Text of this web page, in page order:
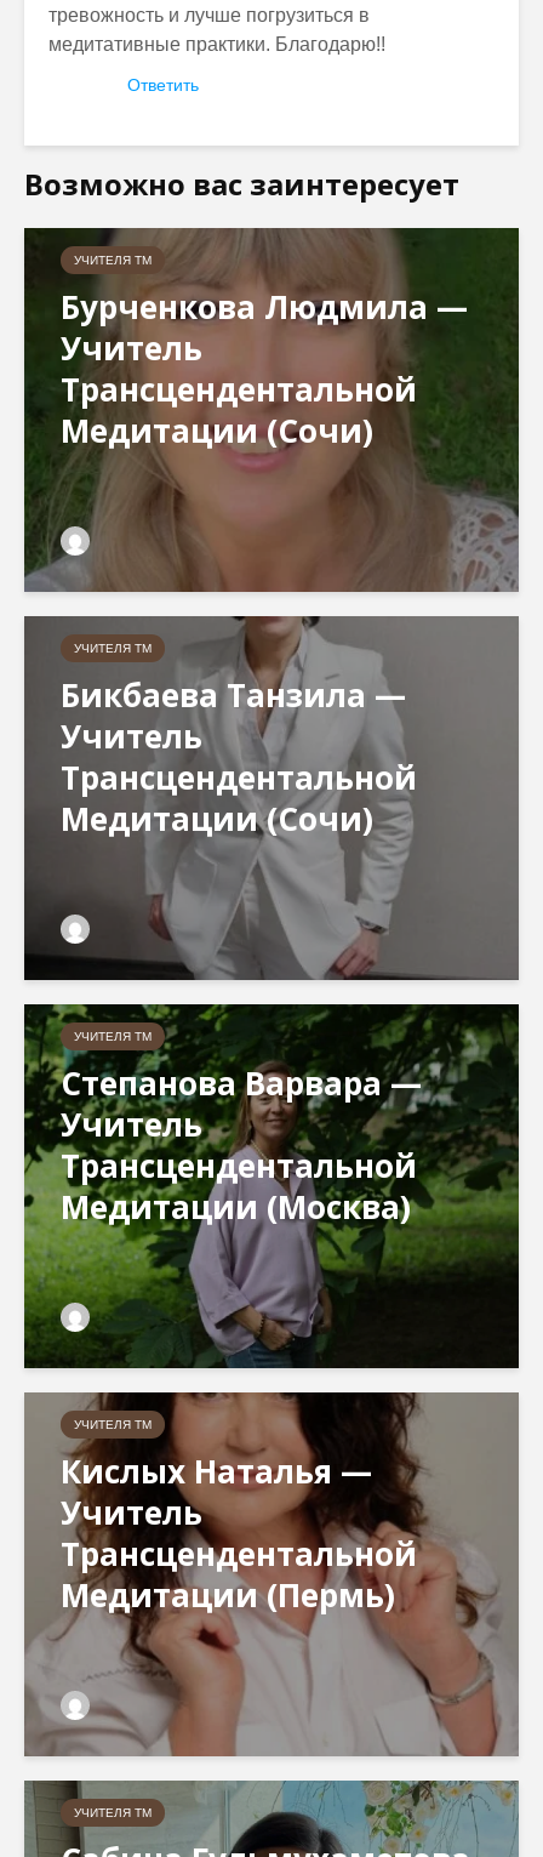
тревожность и лучше погрузиться в
медитативные практики. Благодарю!!
Ответить
Возможно вас заинтересует
УЧИТЕЛЯ ТМ
Бурченкова Людмила —
Учитель
Трансцендентальной
Медитации (Сочи)
УЧИТЕЛЯ ТМ
Бикбаева Танзила —
Учитель
Трансцендентальной
Медитации (Сочи)
УЧИТЕЛЯ ТМ
Степанова Варвара —
Учитель
Трансцендентальной
Медитации (Москва)
УЧИТЕЛЯ ТМ
Кислых Наталья —
Учитель
Трансцендентальной
Медитации (Пермь)
УЧИТЕЛЯ ТМ